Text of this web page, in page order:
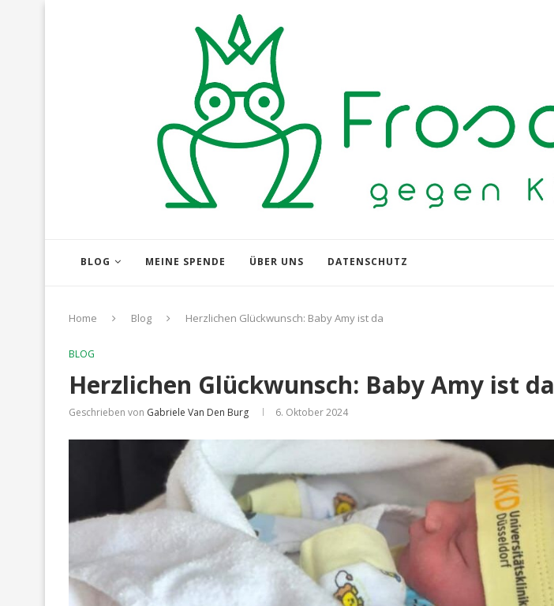
BLOG MEINE SPENDE ÜBER UNS DATENSCHUTZ
Home Blog Herzlichen Glückwunsch: Baby Amy ist da
BLOG
Herzlichen Glückwunsch: Baby Amy ist da
Geschrieben von Gabriele Van Den Burg 6. Oktober 2024